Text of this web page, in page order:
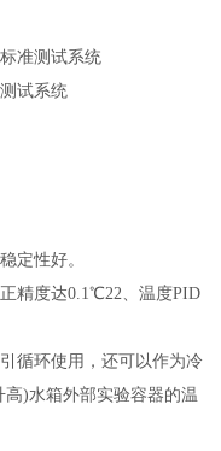
准测试系统
试系统
定性好。
精度达0.1℃22 、温度PID
循环使用，还可以作为冷
高)水箱外部实验容器的温